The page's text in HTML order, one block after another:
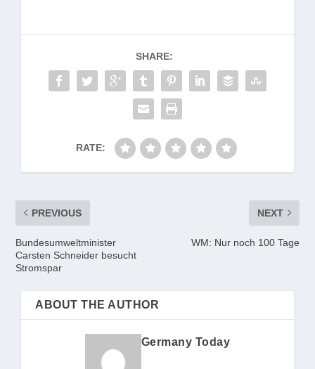
SHARE:
RATE:
PREVIOUS
Bundesumweltminister
Carsten Schneider besucht
Stromspar
NEXT
WM: Nur noch 100 Tage
ABOUT THE AUTHOR
Germany Today